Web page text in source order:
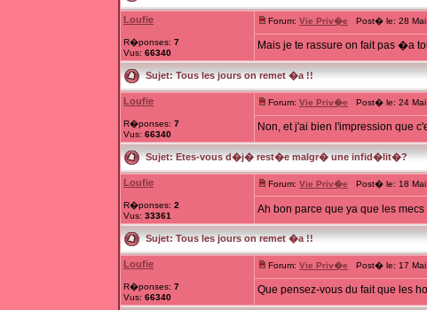
Loufie
R�ponses: 7
Vus: 66340
Forum: Vie Priv�e Post� le: 28
Mais je te rassure on fait pas �a
Sujet:Tous les jours on remet �a !!
Loufie
R�ponses: 7
Vus: 66340
Forum: Vie Priv�e Post� le: 24 Mai
Non, et j'ai bien l'impression que
Sujet:Etes-vous d�j� rest�e malgr� une infid�lit�?
Loufie
R�ponses: 2
Vus: 33361
Forum: Vie Priv�e Post� le: 18
Ah bon parce que ya que les
Sujet:Tous les jours on remet �a !!
Loufie
R�ponses: 7
Vus: 66340
Forum: Vie Priv�e Post� le: 17 Mai
Que pensez-vous du fait que les